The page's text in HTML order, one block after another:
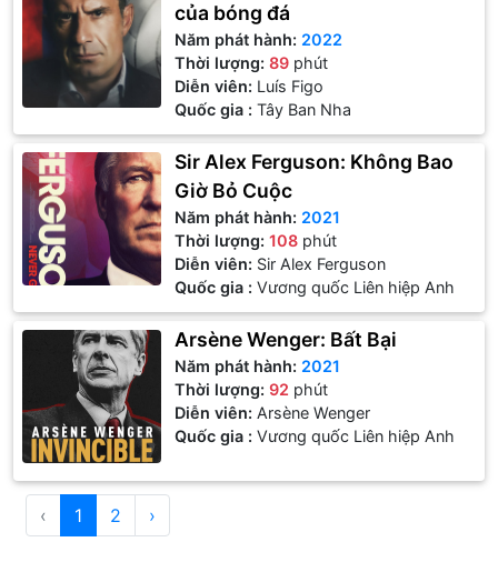
của bóng đá
Năm phát hành: 2022
Thời lượng:89 phút
Diễn viên: Luís Figo
Quốc gia : Tây Ban Nha
Sir Alex Ferguson: Không Bao
Giờ Bỏ Cuộc
Năm phát hành: 2021
Thời lượng:108 phút
Diễn viên: Sir Alex Ferguson
Quốc gia : Vương quốc Liên hiệp Anh
Arsène Wenger: Bất Bại
Năm phát hành: 2021
Thời lượng:92 phút
Diễn viên:Arsène Wenger
Quốc gia : Vương quốc Liên hiệp Anh
‹ 1 2 ›